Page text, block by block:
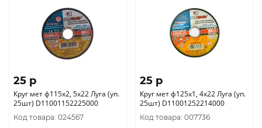
25 p
Круг мет ф115х2, 5х22 Луга (уп.
25шт) D11001152225000
Код товара: 024567
25 p
Круг мет ф125х1, 4х22 Луга (уп.
25шт) D11001252214000
Код товара: 007736